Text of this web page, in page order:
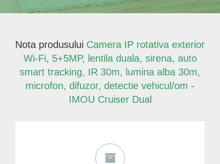
Nota produsului Camera IP rotativa exterior
Wi-Fi, 5+5MP, lentila duala, sirena, auto
smart tracking, IR 30m, lumina alba 30m,
microfon, difuzor, detectie vehicul/om -
IMOU Cruiser Dual